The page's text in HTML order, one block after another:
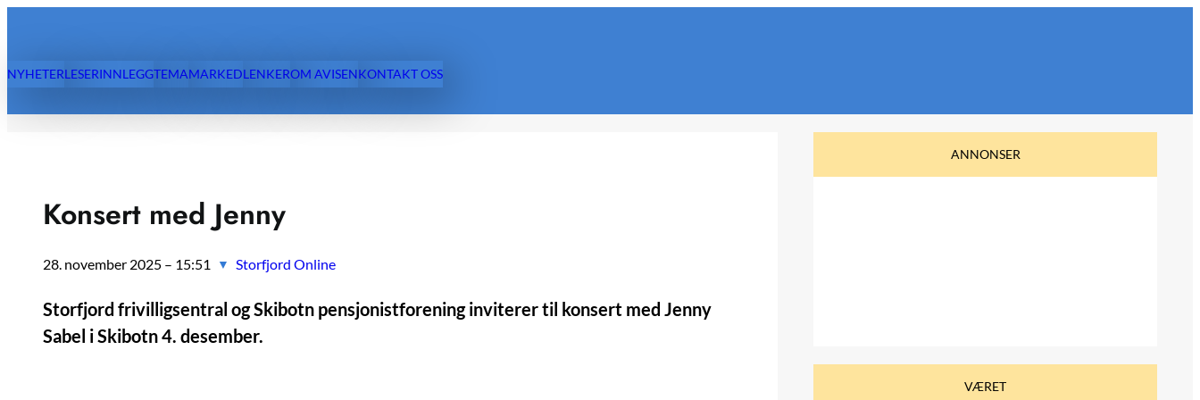
innhold
NYHETERLESERINNLEGGTEMAMARKEDLENKEROM AVISENKONTAKT OSS
Konsert med Jenny
28. november 2025 – 15:51 ▼ Storfjord Online
Storfjord frivilligsentral og Skibotn pensjonistforening inviterer til konsert med Jenny
Sabel i Skibotn 4. desember.
ANNONSER
VÆRET